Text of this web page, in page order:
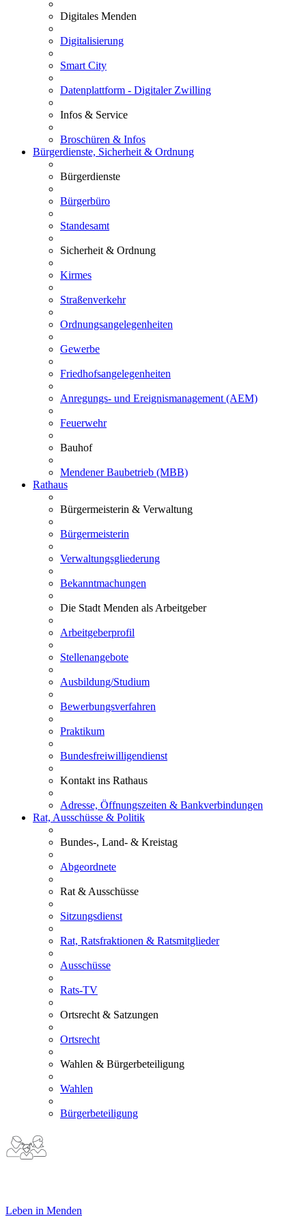
Digitales Menden
Digitalisierung
Smart City
Datenplattform - Digitaler Zwilling
Infos & Service
Broschüren & Infos
Bürgerdienste, Sicherheit & Ordnung
Bürgerdienste
Bürgerbüro
Standesamt
Sicherheit & Ordnung
Kirmes
Straßenverkehr
Ordnungsangelegenheiten
Gewerbe
Friedhofsangelegenheiten
Anregungs- und Ereignismanagement (AEM)
Feuerwehr
Bauhof
Mendener Baubetrieb (MBB)
Rathaus
Bürgermeisterin & Verwaltung
Bürgermeisterin
Verwaltungsgliederung
Bekanntmachungen
Die Stadt Menden als Arbeitgeber
Arbeitgeberprofil
Stellenangebote
Ausbildung/Studium
Bewerbungsverfahren
Praktikum
Bundesfreiwilligendienst
Kontakt ins Rathaus
Adresse, Öffnungszeiten & Bankverbindungen
Rat, Ausschüsse & Politik
Bundes-, Land- & Kreistag
Abgeordnete
Rat & Ausschüsse
Sitzungsdienst
Rat, Ratsfraktionen & Ratsmitglieder
Ausschüsse
Rats-TV
Ortsrecht & Satzungen
Ortsrecht
Wahlen & Bürgerbeteiligung
Wahlen
Bürgerbeteiligung
Leben in Menden